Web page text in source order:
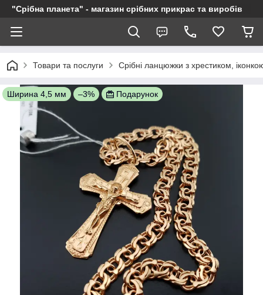
"Срібна планета" - магазин срібних прикрас та виробів
Товари та послуги Срібні ланцюжки з хрестиком,
Ширина 4,5 мм –3% Подарунок